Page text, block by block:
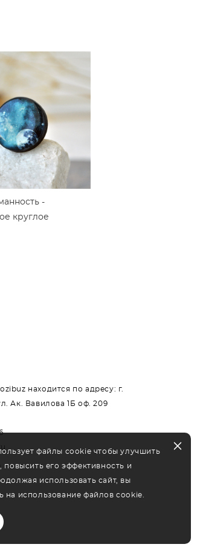
-
круглое
находится по адресу: г.
Ак. Вавилова 1Б оф. 209
файлы cookie чтобы улучшить
повысить его эффективность и
использовать сайт, вы
на использование файлов cookie.